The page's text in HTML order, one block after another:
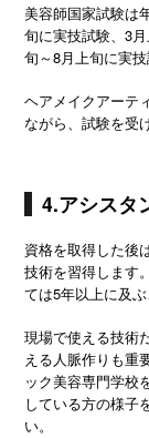
美容師国家試験は
旬に実技試験、3
旬～8月上旬に実
ヘアメイクアーテ
ながら、試験を受
4.アシスタ
資格を取得した後
技術を習得します
ては5年以上に及ぶ
現場で使える技術
える人脈作りも重
ック美容専門学校
している方の様子
い。